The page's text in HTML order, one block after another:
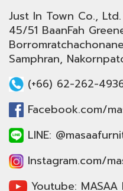
Just In Town Co., Ltd.
45/51 BaanFah
Samphran,
(+66) 62-262-
Facebook.com/
LINE:
Instagram.com/
Youtube: MASAA